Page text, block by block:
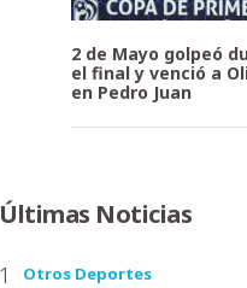
2 de Mayo golpeó
el final y venció a
en Pedro Juan
Últimas Noticias
Otros Deportes